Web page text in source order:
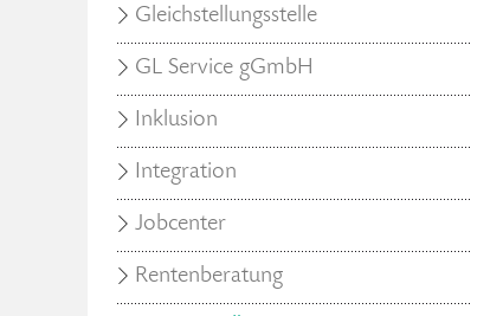
Gleichstellungsstelle
GL Service gGmbH
Inklusion
Integration
Jobcenter
Rentenberatung